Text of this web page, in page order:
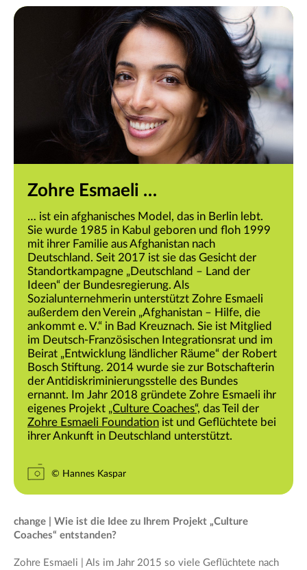
Zohre Esmaeli …
… ist ein afghanisches Model, das in Berlin lebt.
Sie wurde 1985 in Kabul geboren und floh 1999
mit ihrer Familie aus Afghanistan nach
Deutschland. Seit 2017 ist sie das Gesicht der
Standortkampagne „Deutschland – Land der
Ideen“ der Bundesregierung. Als
Sozialunternehmerin unterstützt Zohre Esmaeli
außerdem den Verein „Afghanistan – Hilfe, die
ankommt e. V.“ in Bad Kreuznach. Sie ist Mitglied
im Deutsch-Französischen Integrationsrat und im
Beirat „Entwicklung ländlicher Räume“ der Robert
Bosch Stiftung. 2014 wurde sie zur Botschafterin
der Antidiskriminierungsstelle des Bundes
ernannt. Im Jahr 2018 gründete Zohre Esmaeli ihr
eigenes Projekt „Culture Coaches“, das Teil der
Zohre Esmaeli Foundation ist und Geflüchtete bei
ihrer Ankunft in Deutschland unterstützt.
© Hannes Kaspar
change | Wie ist die Idee zu Ihrem Projekt „Culture
Coaches“ entstanden?
Zohre Esmaeli | Als im Jahr 2015 so viele Geflüchtete nach